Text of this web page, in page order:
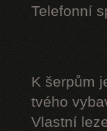
Telefonní
K šerpům
tvého
Vlastní